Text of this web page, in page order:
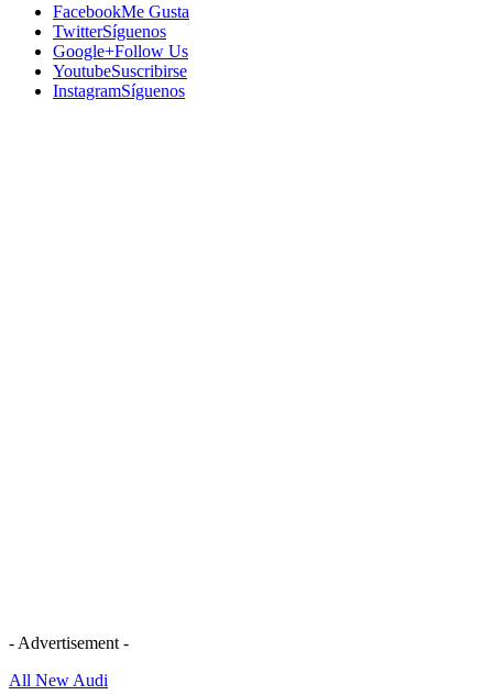
FacebookMe Gusta
TwitterSíguenos
Google+Follow Us
YoutubeSuscribirse
InstagramSíguenos
- Advertisement -
All New Audi